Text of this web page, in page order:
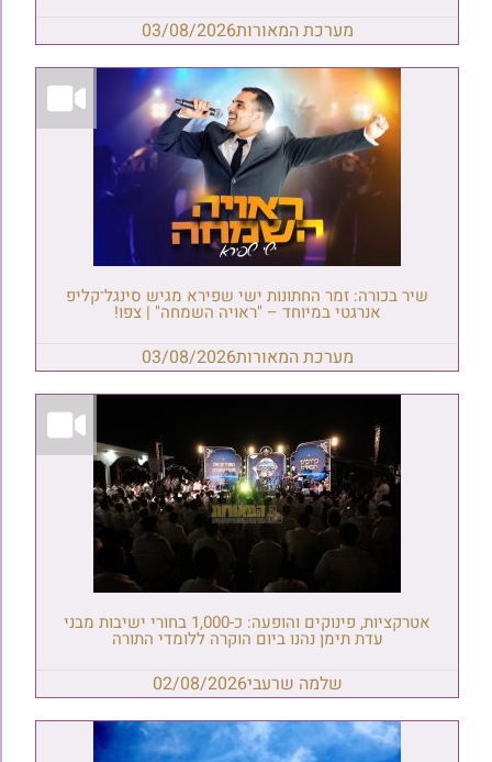
מערכת המאורות03/08/2026
שיר בכורה: זמר החתונות ישי שפירא מגיש סינגל־קליפ
אנרגטי במיוחד – "ראויה השמחה" | צפו!
מערכת המאורות03/08/2026
אטרקציות, פינוקים והופעה: כ-1,000 בחורי ישיבות מבני
עדת תימן נהנו ביום הוקרה ללומדי התורה
שלמה שרעבי02/08/2026